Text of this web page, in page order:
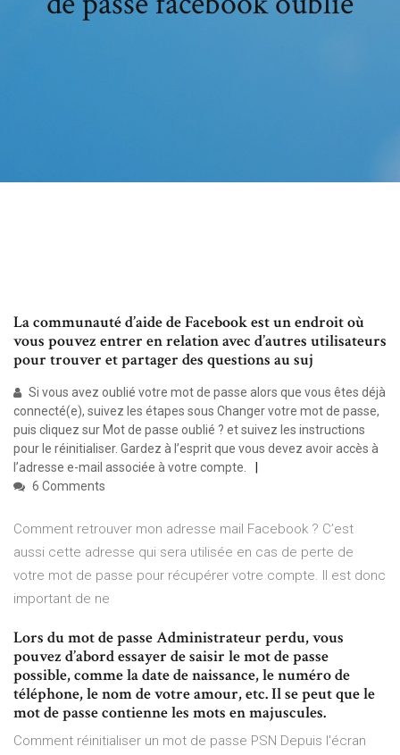
La communauté d’aide de Facebook est un endroit où
vous pouvez entrer en relation avec d’autres utilisateurs
pour trouver et partager des questions au suj
Si vous avez oublié votre mot de passe alors que vous êtes déjà
connecté(e), suivez les étapes sous Changer votre mot de passe,
puis cliquez sur Mot de passe oublié ? et suivez les instructions
pour le réinitialiser. Gardez à l’esprit que vous devez avoir accès à
l’adresse e-mail associée à votre compte.
6 Comments
Comment retrouver mon adresse mail Facebook ? C’est
aussi cette adresse qui sera utilisée en cas de perte de
votre mot de passe pour récupérer votre compte. Il est donc
important de ne
Lors du mot de passe Administrateur perdu, vous
pouvez d’abord essayer de saisir le mot de passe
possible, comme la date de naissance, le numéro de
téléphone, le nom de votre amour, etc. Il se peut que le
mot de passe contienne les mots en majuscules.
Comment réinitialiser un mot de passe PSN Depuis l'écran